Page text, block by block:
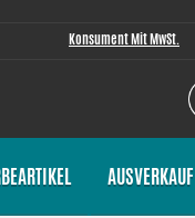
Konsument Mit MwSt.
AUSVERKAUF